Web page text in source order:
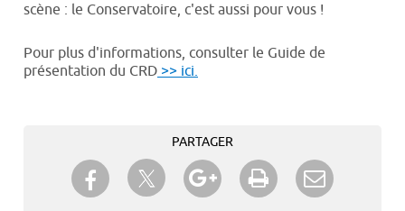
scène : le Conservatoire, c'est aussi pour vous !
Pour plus d'informations, consulter le Guide de
présentation du CRD >> ici.
PARTAGER
Partager sur Facebook
Partager sur TwitterPartager sur Google+
Imprimer